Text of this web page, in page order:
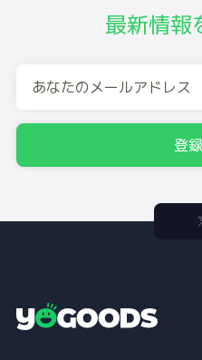
最新情報
登